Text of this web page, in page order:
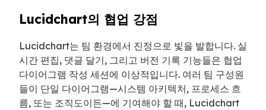
Lucidchart의 협업 강점
Lucidchart는 팀 환경에서 진정으로 빛을 발합니다. 실
시간 편집, 댓글 달기, 그리고 버전 기록 기능들은 협업
다이어그램 작성 세션에 이상적입니다. 여러 팀 구성원
들이 단일 다이어그램—시스템 아키텍처, 프로세스 흐
름, 또는 조직도이든—에 기여해야 할 때, Lucidchart